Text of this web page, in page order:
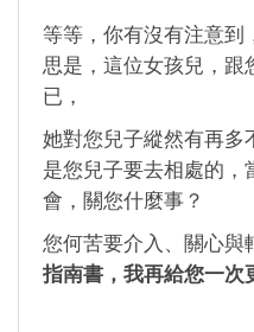
等等，你有沒有注意到
思是，這位女孩兒，跟
已，
她對您兒子縱然有再多
是您兒子要去相處的，
會，關您什麼事？
您何苦要介入、關心與
指南書，我再給您一次